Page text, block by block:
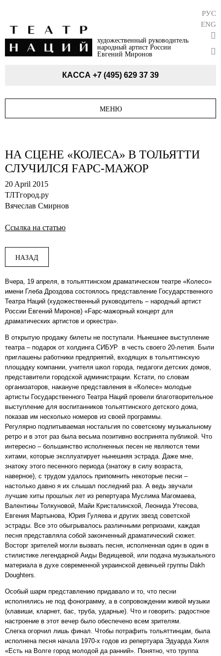
художественный руководитель
народный артист России
Евгений Миронов
РУС
ENG
КАССА +7 (495) 629 37 39
МЕНЮ
НА СЦЕНЕ «КОЛЕСА» В ТОЛЬЯТТИ
СЛУЧИЛСЯ FАРС-МАЖОР
20 April 2015
ТЛТгород.ру
Вячеслав Смирнов
Ссылка на статью
НАЗАД
Вчера, 19 апреля, в тольяттинском драматическом театре «Колесо»
имени Глеба Дроздова состоялось представление Государственного
Театра Наций (художественный руководитель – народный артист
России Евгений Миронов) «Fарс-мажорный концерт для
драматических артистов и оркестра».
В открытую продажу билеты не поступали. Нынешнее выступление
театра – подарок от холдинга СИБУР в честь своего 20-летия. Были
приглашены работники предприятий, входящих в тольяттинскую
площадку компании, учителя школ города, педагоги детских домов,
представители городской администрации. Кстати, по словам
организаторов, накануне представления в «Колесе» молодые
артисты Государственного Театра Наций провели благотворительное
выступление для воспитанников тольяттинского детского дома,
показав им несколько номеров из своей программы.
Регулярно подпитываемая ностальгия по советскому музыкальному
ретро и в этот раз была весьма позитивно воспринята публикой. Что
интересно – большинство исполненных песен не являются теми
хитами, которые эксплуатирует нынешняя эстрада. Даже мне,
знатоку этого песенного периода (знатоку в силу возраста,
наверное), с трудом удалось припомнить некоторые песни –
настолько давно я их слышал последний раз. А ведь звучали
лучшие хиты прошлых лет из репертуара Муслима Магомаева,
Валентины Толкуновой, Майи Кристалинской, Леонида Утесова,
Евгения Мартынова, Юрия Гуляева и других звезд советской
эстрады. Все это обыгрывалось различными репризами, каждая
песня представляла собой законченный драматический сюжет.
Восторг зрителей могли вызвать песня, исполненная один в один в
стилистике легендарной Аиды Ведищевой, или подача музыкального
материала в духе современной украинской девичьей группы Dakh
Doughters.
Особый шарм представлению придавало и то, что песни
исполнялись не под фонограмму, а в сопровождении живой музыки
(клавиши, кларнет, бас, труба, ударные). Что и говорить: радостное
настроение в этот вечер было обеспечено всем зрителям.
Слегка огорчил лишь финал. Чтобы потрафить тольяттинцам, была
исполнена песня начала 1970-х годов из репертуара Эдуарда Хиля
«Есть на Волге город молодой да ранний». Понятно, что труппа